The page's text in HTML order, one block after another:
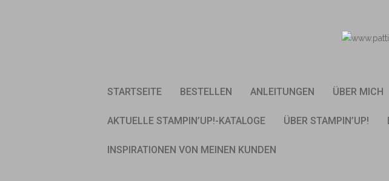
STARTSEITE BESTELLEN ANLEITUNGEN ÜBER MICH
AKTUELLE STAMPIN’UP!-KATALOGE ÜBER STAMPIN’UP!
INSPIRATIONEN VON MEINEN KUNDEN